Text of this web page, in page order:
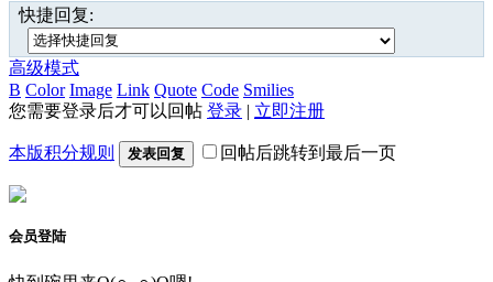
快捷回复:
高级模式
B Color Image Link Quote Code Smilies
您需要登录后才可以回帖 登录 | 立即注册
本版积分规则 发表回复 回帖后跳转到最后一页
会员登陆